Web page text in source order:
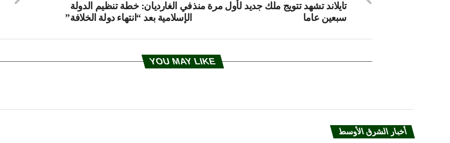
في الغارديان: خطة تنظيم الدولة
الإسلامية بعد “انتهاء دولة الخلافة”
تايلاند تشهد تتويج ملك جديد لأول مرة منذ
سبعين عاما
YOU MAY LIKE
أخبار الشرق الأوسط